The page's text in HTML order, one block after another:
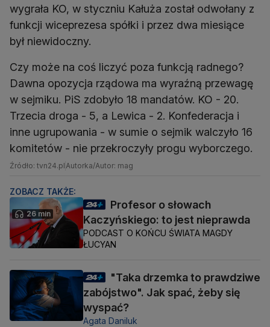
wygrała KO, w styczniu Kałuża został odwołany z
funkcji wiceprezesa spółki i przez dwa miesiące
był niewidoczny.
Czy może na coś liczyć poza funkcją radnego?
Dawna opozycja rządowa ma wyraźną przewagę
w sejmiku. PiS zdobyło 18 mandatów. KO - 20.
Trzecia droga - 5, a Lewica - 2. Konfederacja i
inne ugrupowania - w sumie o sejmik walczyło 16
komitetów - nie przekroczyły progu wyborczego.
Źródło: tvn24.plAutorka/Autor: mag
ZOBACZ TAKŻE:
26 min
Profesor o słowach
Kaczyńskiego: to jest nieprawda
PODCAST O KOŃCU ŚWIATA MAGDY
ŁUCYAN
"Taka drzemka to prawdziwe
zabójstwo". Jak spać, żeby się
wyspać?
Agata Daniluk